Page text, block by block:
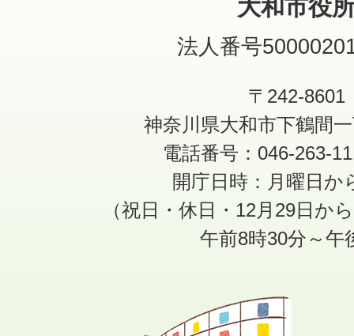
大和市役
法人番号
〒242-8601
神奈川県大和市下鶴間
電話番号：046-263-
開庁日時：月曜日か
（祝日・休日・12月29日か
午前8時30分～午